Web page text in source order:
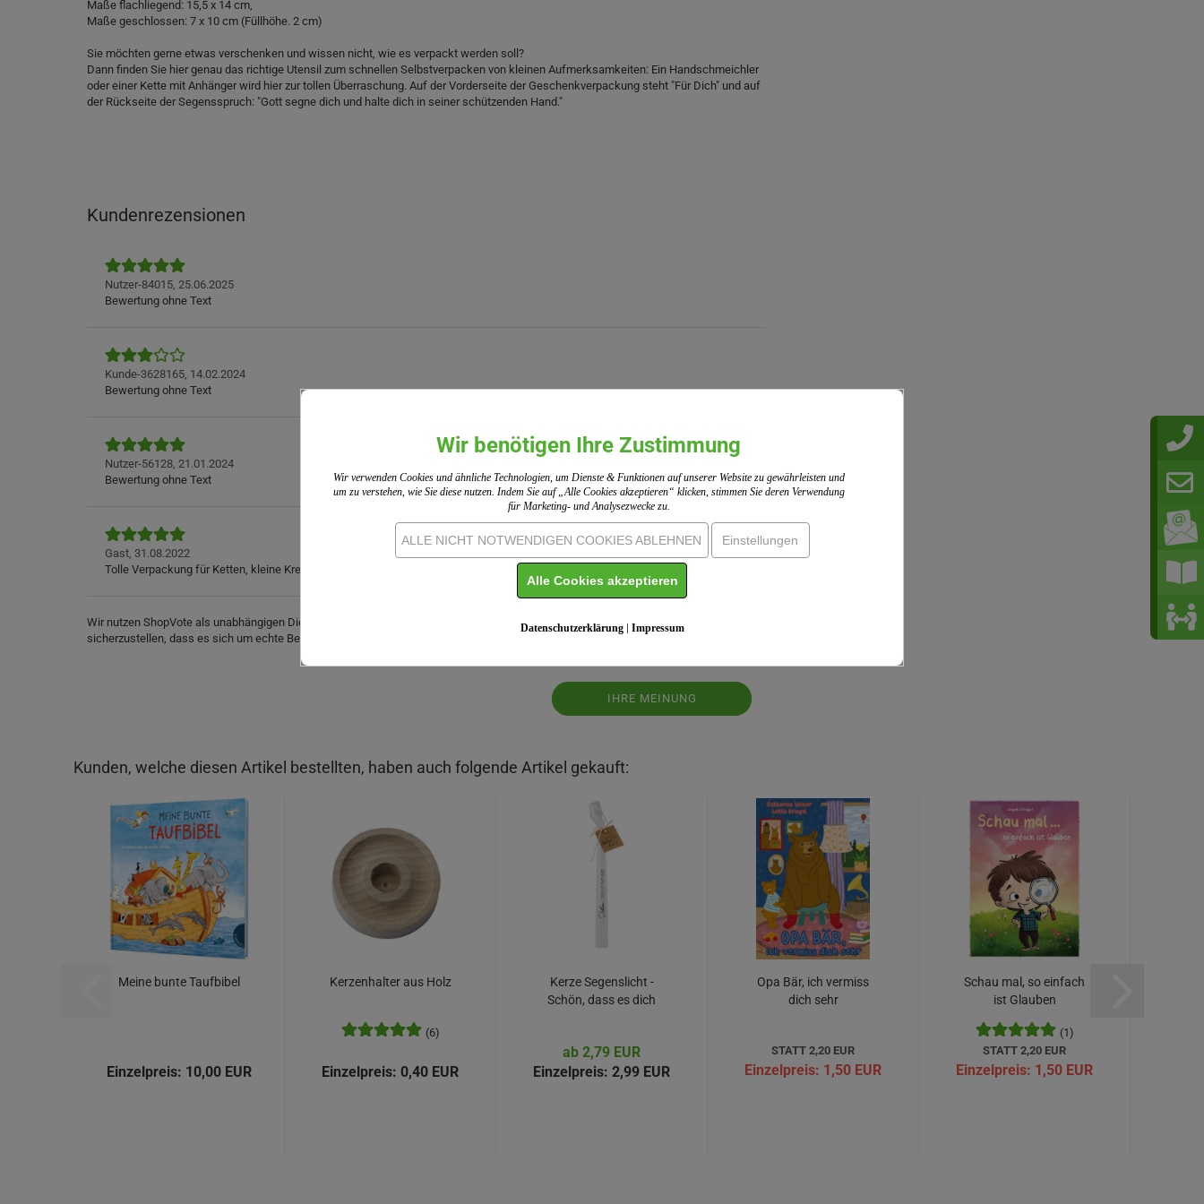
Maße flachliegend: 15,5 x 14 cm,
Maße geschlossen: 7 x 10 cm (Füllhöhe. 2 cm)
Sie möchten gerne etwas verschenken und wissen nicht, wie es verpackt werden soll?
Dann finden Sie hier genau das richtige Utensil zum schnellen Selbstverpacken von kleinen Aufmerksamkeiten: Ein Handschmeichler
oder einer Kette mit Anhänger wird hier zur tollen Überraschung. Auf der Vorderseite der Geschenkverpackung steht "Für Dich" und auf
der Rückseite der Segensspruch: "Gott segne dich und halte dich in seiner schützenden Hand."
Kundenrezensionen
Nutzer-84015, 25.06.2025
Bewertung ohne Text
Kunde-3628165, 14.02.2024
Bewertung ohne Text
Nutzer-56128, 21.01.2024
Bewertung ohne Text
Gast, 31.08.2022
Tolle Verpackung für Ketten, kleine Kreuze, Handschmeichler...
Wir nutzen ShopVote als unabhängigen Dienstleister für die Einholung von Bewertungen. ShopVote hat Maßnahmen getroffen, um
sicherzustellen, dass es sich um echte Bewertungen handelt.
IHRE MEINUNG
Kunden, welche diesen Artikel bestellten, haben auch folgende Artikel gekauft:
Meine bunte Taufbibel
Einzelpreis: 10,00 EUR
Kerzenhalter aus Holz
(6)
Einzelpreis: 0,40 EUR
Kerze Segenslicht -
Schön, dass es dich
ab 2,79 EUR
Einzelpreis: 2,99 EUR
Opa Bär, ich vermiss
dich sehr
STATT 2,20 EUR
Einzelpreis: 1,50 EUR
Schau mal, so einfach
ist Glauben
(1)
STATT 2,20 EUR
Einzelpreis: 1,50 EUR
Wir benötigen Ihre Zustimmung
Wir verwenden Cookies und ähnliche Technologien, um Dienste & Funktionen auf unserer Website zu gewährleisten und
um zu verstehen, wie Sie diese nutzen. Indem Sie auf „Alle Cookies akzeptieren“ klicken, stimmen Sie deren Verwendung
für Marketing- und Analysezwecke zu.
ALLE NICHT NOTWENDIGEN COOKIES ABLEHNEN Einstellungen
Alle Cookies akzeptieren
Datenschutzerklärung| Impressum